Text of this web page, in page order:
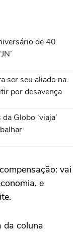
de 40
ser seu aliado na
por desavença
Globo ‘viaja’
vai
e
da coluna